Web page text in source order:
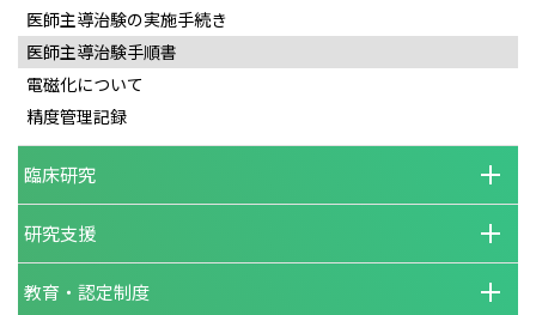
医師主導治験の実施手続き
医師主導治験手順書
電磁化について
精度管理記録
臨床研究
研究支援
教育・認定制度